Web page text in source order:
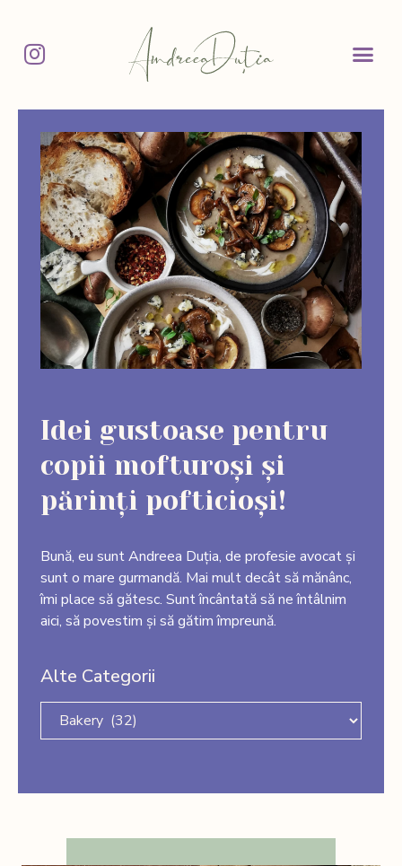
Idei gustoase pentru
copii mofturoși și
părinți pofticioși!
Bună, eu sunt Andreea Duția, de profesie avocat și
sunt o mare gurmandă. Mai mult decât să mănânc,
îmi place să gătesc. Sunt încântată să ne întâlnim
aici, să povestim și să gătim împreună.
Alte Categorii